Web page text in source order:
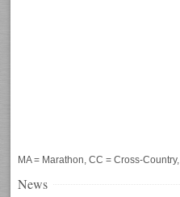
MA = Marathon, CC = Cross-
News